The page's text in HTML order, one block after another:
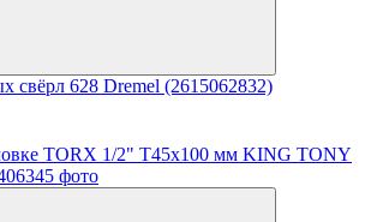
свёрл 628 Dremel (2615062832)